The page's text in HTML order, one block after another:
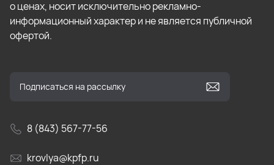
о ценах, носит исключительно рекламно-
информационный характер и не является публичной
офертой.
8 (843) 567-77-56
krovlya@kpfp.ru